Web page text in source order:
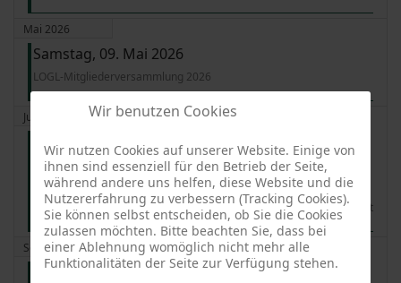
Mai 2026
Samstag, 09. Mai 2026
LOGL-Mitgliederversammlung 2026
Juni 2026
Freitag, 19. Juni 2026 - Sonntag, 21. Juni 2026
09:00 - 18:00
Klimaresiliente Streuobstwiesen: Pilotseminar für Fachwarte,
Obstbaumpfleger und Interessierte im LOGL-Zentrum Weil der Stadt
September 2026
Samstag, 26. September 2026 11:00 - 16:00
Wir benutzen Cookies
Wir nutzen Cookies auf unserer Website. Einige von
ihnen sind essenziell für den Betrieb der Seite,
während andere uns helfen, diese Website und die
Nutzererfahrung zu verbessern (Tracking Cookies).
Sie können selbst entscheiden, ob Sie die Cookies
zulassen möchten. Bitte beachten Sie, dass bei
einer Ablehnung womöglich nicht mehr alle
Funktionalitäten der Seite zur Verfügung stehen.